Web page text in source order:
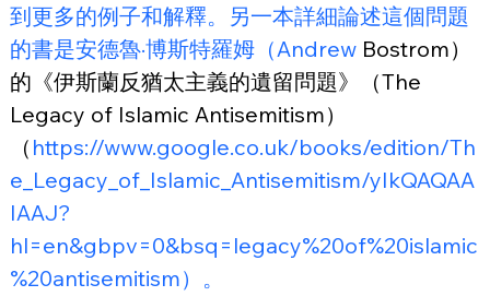
到更多的例子和解釋。另一本詳細論述這個問題
的書是安德魯·博斯特羅姆（Andrew Bostrom）
的《伊斯蘭反猶太主義的遺留問題》（The
Legacy of Islamic Antisemitism）
（ https://www.google.co.uk/books/edition/Th
e_Legacy_of_Islamic_Antisemitism/yIkQAQAA
IAAJ?
hl=en&gbpv=0&bsq=legacy%20of%20islamic
%20antisemitism）。